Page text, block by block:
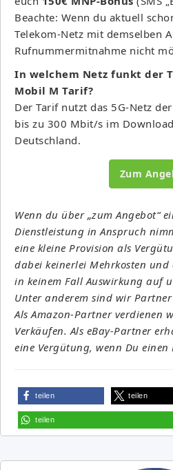
Beachte: Wenn du aktuell
Telekom-Netz mit demselben
Rufnummermitnahme nicht
In welchem Netz funkt der
Mobil M Tarif?
Der Tarif nutzt das 5G-Netz
bis zu 300 Mbit/s im
Deutschland.
Zum
Wenn du über „zum Angebot“
Dienstleistung in Anspruch
eine kleine Provision als
dabei keinerlei Mehrkosten und
in keinem Fall Auswirkung auf
Unter anderem sind wir
Als Amazon-Partner verdienen
Verkäufen. Als eBay-Partner
eine Vergütung, wenn Du
teilen teilen
teilen